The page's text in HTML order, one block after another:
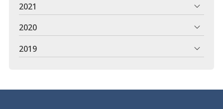
2021
2020
2019